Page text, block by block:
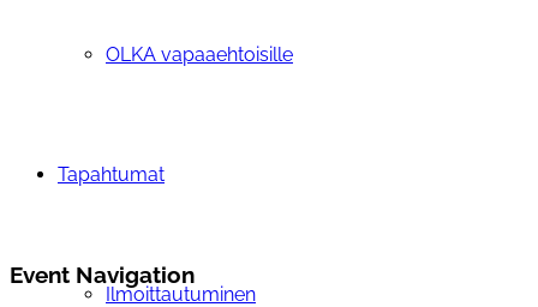
OLKA vapaaehtoisille
Tapahtumat
Ilmoittautuminen
Event Navigation